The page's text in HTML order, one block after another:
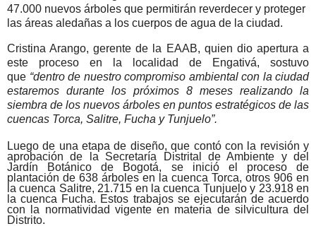
47.000 nuevos árboles que permitirán reverdecer y proteger
las áreas aledañas a los cuerpos de agua de la ciudad.
Cristina Arango, gerente de la EAAB, quien dio apertura a
este proceso en la localidad de Engativá, sostuvo
que “dentro de nuestro compromiso ambiental con la ciudad
estaremos durante los próximos 8 meses realizando la
siembra de los nuevos árboles en puntos estratégicos de las
cuencas Torca, Salitre, Fucha y Tunjuelo”.
Luego de una etapa de diseño, que contó con la revisión y
aprobación de la Secretaría Distrital de Ambiente y del
Jardín Botánico de Bogotá, se inició el proceso de
plantación de 638 árboles en la cuenca Torca, otros 906 en
la cuenca Salitre, 21.715 en la cuenca Tunjuelo y 23.918 en
la cuenca Fucha. Estos trabajos se ejecutarán de acuerdo
con la normatividad vigente en materia de silvicultura del
Distrito.